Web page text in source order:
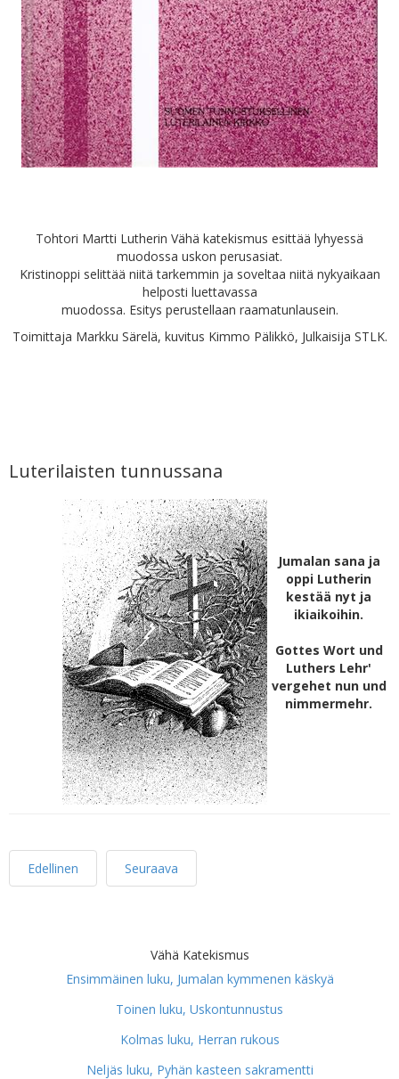
Tohtori Martti Lutherin Vähä katekismus esittää lyhyessä
muodossa uskon perusasiat.
Kristinoppi selittää niitä tarkemmin ja soveltaa niitä nykyaikaan
helposti luettavassa
muodossa. Esitys perustellaan raamatunlausein.
Toimittaja Markku Särelä, kuvitus Kimmo Pälikkö, Julkaisija STLK.
Luterilaisten tunnussana
Jumalan sana ja
oppi Lutherin
kestää nyt ja
ikiaikoihin.
Gottes Wort und
Luthers Lehr'
vergehet nun und
nimmermehr.
Edellinen Seuraava
Vähä Katekismus
Ensimmäinen luku, Jumalan kymmenen käskyä
Toinen luku, Uskontunnustus
Kolmas luku, Herran rukous
Neljäs luku, Pyhän kasteen sakramentti